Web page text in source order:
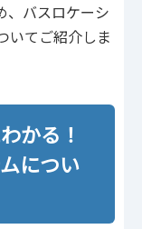
、バスロケーシ
いてご紹介しま
かる！
につい